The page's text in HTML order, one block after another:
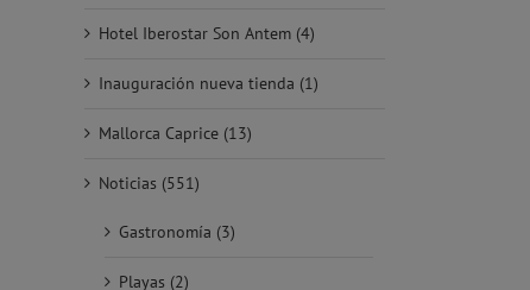
Hotel Iberostar Son Antem (4)
Inauguración nueva tienda (1)
Mallorca Caprice (13)
Noticias (551)
Gastronomía (3)
Playas (2)